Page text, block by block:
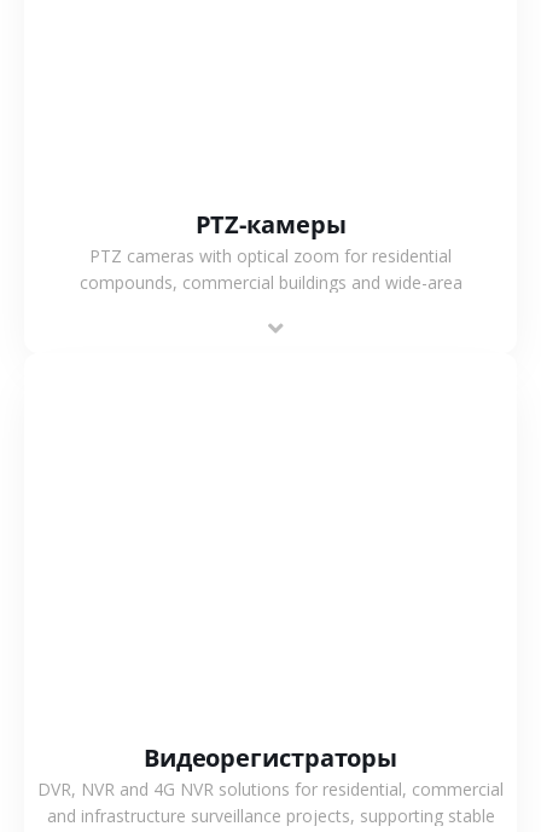
PTZ-камеры
PTZ cameras with optical zoom for residential
compounds, commercial buildings and wide-area
flexible coverage.
Видеорегистраторы
DVR, NVR and 4G NVR solutions for residential, commercial
and infrastructure surveillance projects, supporting stable